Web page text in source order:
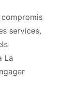
services,
La